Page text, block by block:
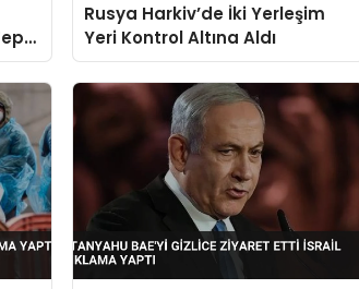
Rusya Harkiv’de İki Yerleşim
Yeri Kontrol Altına Aldı